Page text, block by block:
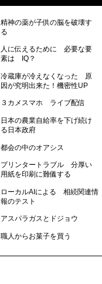
精神の薬が子供の脳を破壊す
る
人に伝えるために 必要な要
素は IQ？
冷蔵庫が冷えなくなった 原
因が究明出来た！機密性UP
３カメスマホ ライブ配信
日本の農業自給率を下げ続け
る日本政府
都会の中のオアシス
プリンタートラブル 分厚い
用紙を印刷に難儀する
ローカルAIによる 相続関連情
報のテスト
アスパラガスとドジョウ
職人からお菓子を買う